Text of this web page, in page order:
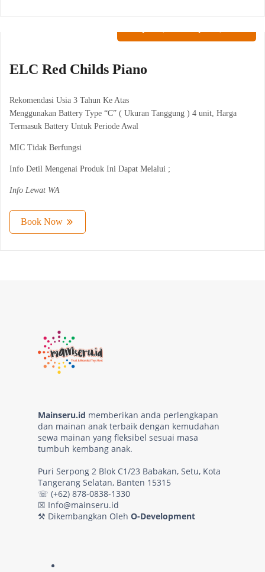
ELC Red Childs Piano
Rekomendasi Usia 3 Tahun Ke Atas
Menggunakan Battery Type “C” ( Ukuran Tanggung ) 4 unit, Harga
Termasuk Battery Untuk Periode Awal
MIC Tidak Berfungsi
Info Detil Mengenai Produk Ini Dapat Melalui ;
Info Lewat WA
Book Now
Mainseru.id memberikan anda perlengkapan
dan mainan anak terbaik dengan kemudahan
sewa mainan yang fleksibel sesuai masa
tumbuh kembang anak.
Puri Serpong 2 Blok C1/23 Babakan, Setu, Kota
Tangerang Selatan, Banten 15315
☏ (+62) 878-0838-1330
☒ Info@mainseru.id
⚒ Dikembangkan Oleh O-Development